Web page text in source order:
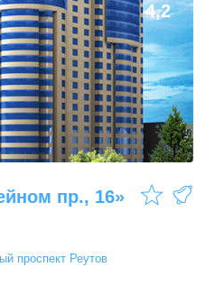
4,2
пр., 16»
проспект Реутов